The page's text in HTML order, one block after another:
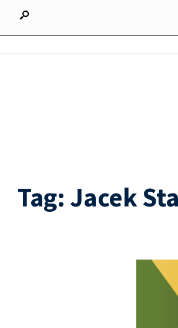
Tag: Jacek